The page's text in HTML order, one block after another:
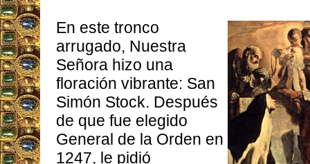
En este tronco
arrugado, Nuestra
Señora hizo una
floración vibrante: San
Simón Stock. Después
de que fue elegido
General de la Orden en
1247, le pidió